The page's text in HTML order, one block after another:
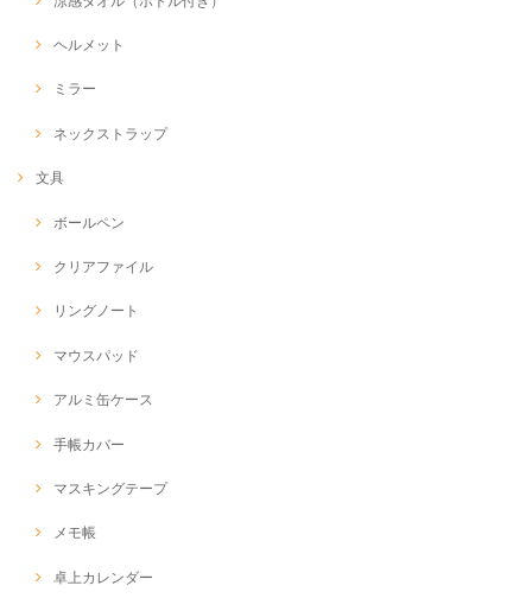
ヘルメット
ミラー
ネックストラップ
文具
ボールペン
クリアファイル
リングノート
マウスパッド
アルミ缶ケース
手帳カバー
マスキングテープ
メモ帳
卓上カレンダー